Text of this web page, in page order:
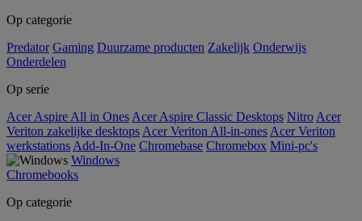
Op categorie
Predator Gaming Duurzame producten Zakelijk Onderwijs
Onderdelen
Op serie
Acer Aspire All in Ones Acer Aspire Classic Desktops Nitro Acer
Veriton zakelijke desktops Acer Veriton All-in-ones Acer Veriton
werkstations Add-In-One Chromebase Chromebox Mini-pc's
Windows
Chromebooks
Op categorie